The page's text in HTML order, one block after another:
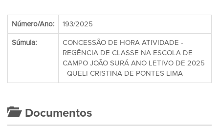
Número/Ano: 193/2025
Súmula:
CONCESSÃO DE HORA ATIVIDADE -
REGÊNCIA DE CLASSE NA ESCOLA DE
CAMPO JOÃO SURÁ ANO LETIVO DE 2025
- QUELI CRISTINA DE PONTES LIMA
Documentos